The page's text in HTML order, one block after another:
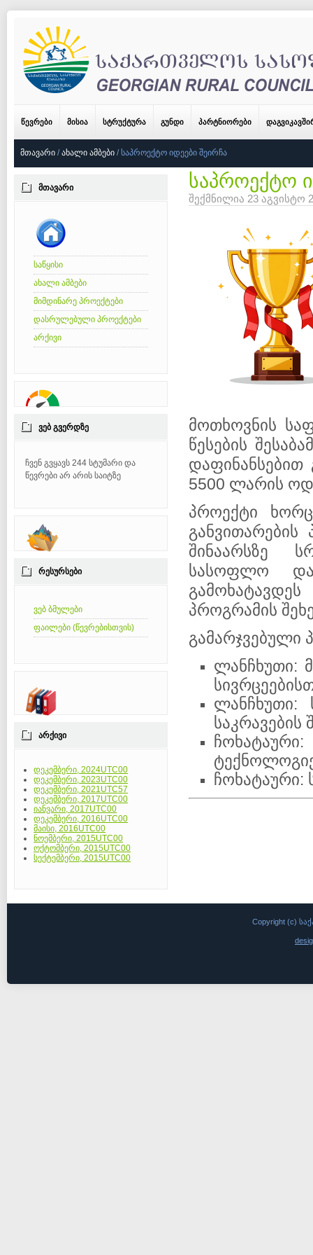
ᲬᲔᲕᲠᲔᲑᲘ ᲛᲘᲡᲘᲐ ᲡᲢᲠᲣᲥᲢᲣᲠᲐ ᲒᲣᲜᲓᲘ ᲞᲐᲠᲢᲜᲘᲝᲠᲔᲑᲘ
ᲛᲗᲐᲕᲐᲠᲘ / ᲐᲮᲐᲚᲘ ᲐᲛᲑᲔᲑᲘ /ᲡᲐᲞᲠᲝᲔᲥᲢᲝ ᲘᲓᲔᲔᲑᲘ ᲨᲔᲘᲠᲩᲐ
ᲛᲗᲐᲕᲐᲠᲘ
საწყისი
ახალი ამბები
მიმდინარე პროექტები
დასრულებული პროექტები
არქივი
ᲕᲔᲑ ᲒᲕᲔᲠᲓᲖᲔ
ჩვენ გვყავს 244 სტუმარი და
წევრები არ არის საიტზე
ᲠᲔᲡᲣᲠᲡᲔᲑᲘ
ვებ ბმულები
ფაილები (წევრებისთვის)
ᲐᲠᲥᲘᲕᲘ
დეკემბერი, 2024UTC00
დეკემბერი, 2023UTC00
დეკემბერი, 2021UTC57
დეკემბერი, 2017UTC00
იანვარი, 2017UTC00
დეკემბერი, 2016UTC00
მაისი, 2016UTC00
ნოემბერი, 2015UTC00
ოქტომბერი, 2015UTC00
სექტემბერი, 2015UTC00
საპროექტო
შექმნილია 23 აგვისტო
მოთხოვნის
წესების
5500 ლარის
პროექტი
შინაარსზე
სასოფლო
პროგრამის
გამარჯვებული
ლანჩხუთი:
ლანჩხუთი:
საკრავების
ჩოხატაური:
Copyright (c)